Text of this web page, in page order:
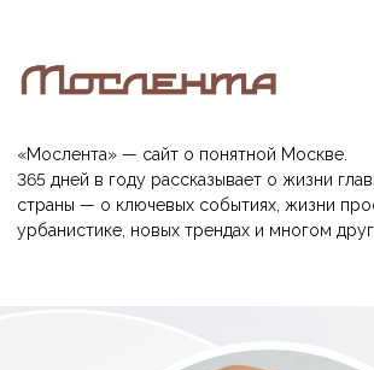
365 дней в году рассказывает о жизни главного города
страны — о ключевых событиях, жизни простых горожан,